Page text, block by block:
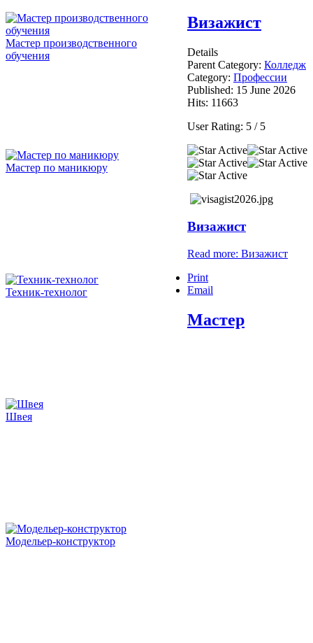
Мастер производственного
обучения
Мастер по маникюру
Техник-технолог
Швея
Модельер-конструктор
Визажист
Details
Parent Category: Колледж
Category: Профессии
Published: 15 June 2026
Hits: 11663
User Rating: 5 / 5
Визажист
Read more: Визажист
Print
Email
Мастер